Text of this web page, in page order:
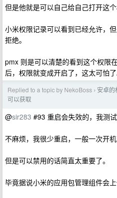
但是他就是可以自己给自己打开这个
小米权限记录可以看到已经允许，
拒绝。
pmx 则是可以清楚的看到这个权限
后，权限就变成开启了，这太可怕了
Replied to a topic by NekoBoss › 安卓
可以获取
@sir283 #93 重启会失效的，我测试
不麻烦，我很少重启，一般一次开机
但是可以禁用的话简直太重要了。
毕竟据说小米的应用包管理组件会上